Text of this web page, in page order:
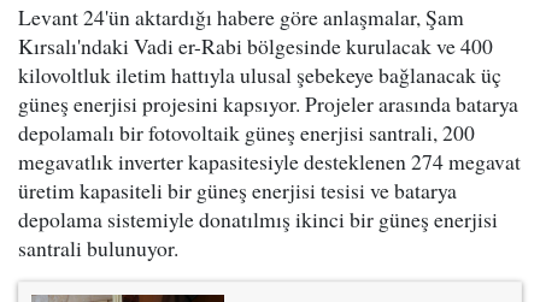
Levant 24'ün aktardığı habere göre anlaşmalar, Şam
Kırsalı'ndaki Vadi er-Rabi bölgesinde kurulacak ve 400
kilovoltluk iletim hattıyla ulusal şebekeye bağlanacak üç
güneş enerjisi projesini kapsıyor. Projeler arasında batarya
depolamalı bir fotovoltaik güneş enerjisi santrali, 200
megavatlık inverter kapasitesiyle desteklenen 274 megavat
üretim kapasiteli bir güneş enerjisi tesisi ve batarya
depolama sistemiyle donatılmış ikinci bir güneş enerjisi
santrali bulunuyor.